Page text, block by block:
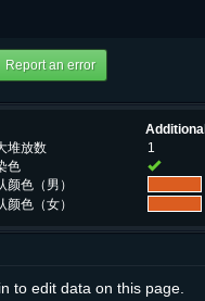
堆放数
1
色
颜色（男）
颜色（女）
to edit data on this page.